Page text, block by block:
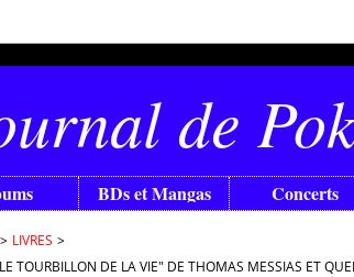
de
BDs et Mangas Concerts
> LIVRES >
TOURBILLON DE LA VIE" DE THOMAS MESSIAS ET